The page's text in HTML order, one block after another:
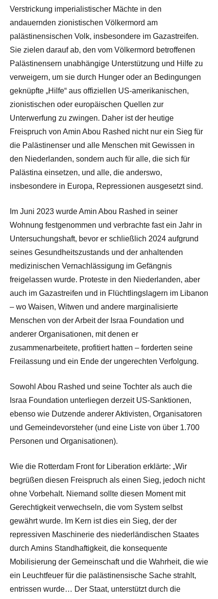
Verstrickung imperialistischer Mächte in den
andauernden zionistischen Völkermord am
palästinensischen Volk, insbesondere im Gazastreifen.
Sie zielen darauf ab, den vom Völkermord betroffenen
Palästinensern unabhängige Unterstützung und Hilfe zu
verweigern, um sie durch Hunger oder an Bedingungen
geknüpfte „Hilfe“ aus offiziellen US-amerikanischen,
zionistischen oder europäischen Quellen zur
Unterwerfung zu zwingen. Daher ist der heutige
Freispruch von Amin Abou Rashed nicht nur ein Sieg für
die Palästinenser und alle Menschen mit Gewissen in
den Niederlanden, sondern auch für alle, die sich für
Palästina einsetzen, und alle, die anderswo,
insbesondere in Europa, Repressionen ausgesetzt sind.
Im Juni 2023 wurde Amin Abou Rashed in seiner
Wohnung festgenommen und verbrachte fast ein Jahr in
Untersuchungshaft, bevor er schließlich 2024 aufgrund
seines Gesundheitszustands und der anhaltenden
medizinischen Vernachlässigung im Gefängnis
freigelassen wurde. Proteste in den Niederlanden, aber
auch im Gazastreifen und in Flüchtlingslagern im Libanon
– wo Waisen, Witwen und andere marginalisierte
Menschen von der Arbeit der Israa Foundation und
anderer Organisationen, mit denen er
zusammenarbeitete, profitiert hatten – forderten seine
Freilassung und ein Ende der ungerechten Verfolgung.
Sowohl Abou Rashed und seine Tochter als auch die
Israa Foundation unterliegen derzeit US-Sanktionen,
ebenso wie Dutzende anderer Aktivisten, Organisatoren
und Gemeindevorsteher (und eine Liste von über 1.700
Personen und Organisationen).
Wie die Rotterdam Front for Liberation erklärte: „Wir
begrüßen diesen Freispruch als einen Sieg, jedoch nicht
ohne Vorbehalt. Niemand sollte diesen Moment mit
Gerechtigkeit verwechseln, die vom System selbst
gewährt wurde. Im Kern ist dies ein Sieg, der der
repressiven Maschinerie des niederländischen Staates
durch Amins Standhaftigkeit, die konsequente
Mobilisierung der Gemeinschaft und die Wahrheit, die wie
ein Leuchtfeuer für die palästinensische Sache strahlt,
entrissen wurde… Der Staat, unterstützt durch die